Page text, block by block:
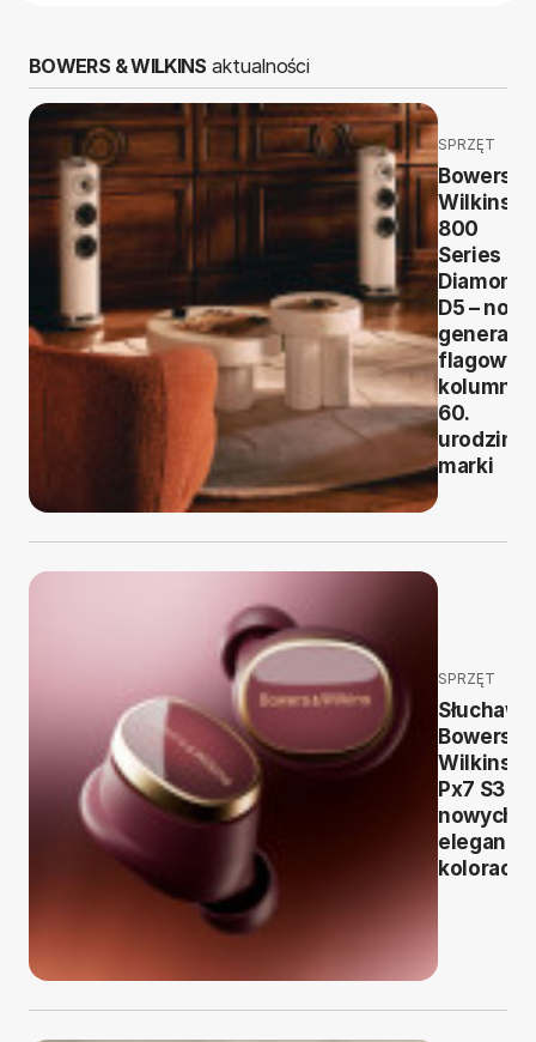
BOWERS & WILKINS aktualności
SPRZĘT
Bowers &
Wilkins
800
Series
Diamond
D5 – nowa
generacja
kolumn
60.
urodziny
marki
SPRZĘT
Bowers &
Wilkins
Px7 S3 w
nowych
kolorach